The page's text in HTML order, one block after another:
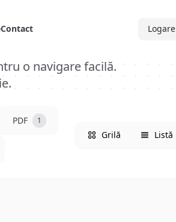
Contact Logare
o navigare facilă.
PDF 1
Grilă Listă